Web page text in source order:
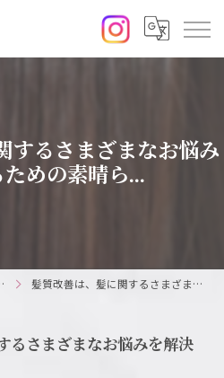
するさまざまなお悩み
めの素晴ら...
髪質改善は、髪に関するさまざまなお悩みを解決するための素晴ら...
るさまざまなお悩みを解決